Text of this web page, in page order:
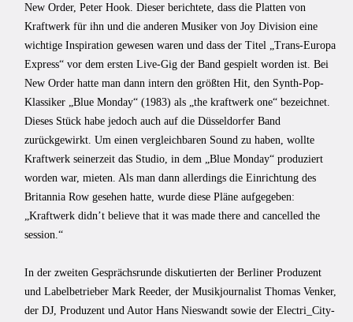
New Order, Peter Hook. Dieser berichtete, dass die Platten von
Kraftwerk für ihn und die anderen Musiker von Joy Division eine
wichtige Inspiration gewesen waren und dass der Titel „Trans-Europa
Express“ vor dem ersten Live-Gig der Band gespielt worden ist. Bei
New Order hatte man dann intern den größten Hit, den Synth-Pop-
Klassiker „Blue Monday“ (1983) als „the kraftwerk one“ bezeichnet.
Dieses Stück habe jedoch auch auf die Düsseldorfer Band
zurückgewirkt. Um einen vergleichbaren Sound zu haben, wollte
Kraftwerk seinerzeit das Studio, in dem „Blue Monday“ produziert
worden war, mieten. Als man dann allerdings die Einrichtung des
Britannia Row gesehen hatte, wurde diese Pläne aufgegeben:
„Kraftwerk didnʼt believe that it was made there and cancelled the
session.“
In der zweiten Gesprächsrunde diskutierten der Berliner Produzent
und Labelbetrieber Mark Reeder, der Musikjournalist Thomas Venker,
der DJ, Produzent und Autor Hans Nieswandt sowie der Electri_City-